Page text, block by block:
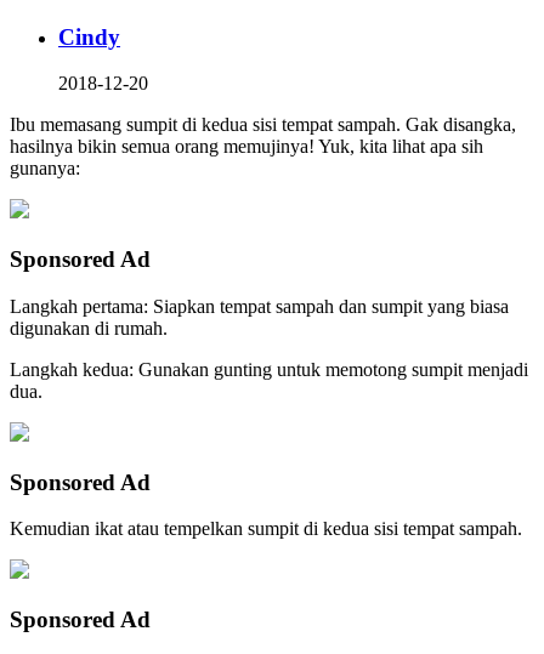
Cindy
2018-12-20
Ibu memasang sumpit di kedua sisi tempat sampah. Gak disangka,
hasilnya bikin semua orang memujinya! Yuk, kita lihat apa sih
gunanya:
Sponsored Ad
Langkah pertama: Siapkan tempat sampah dan sumpit yang biasa
digunakan di rumah.
Langkah kedua: Gunakan gunting untuk memotong sumpit menjadi
dua.
Sponsored Ad
Kemudian ikat atau tempelkan sumpit di kedua sisi tempat sampah.
Sponsored Ad